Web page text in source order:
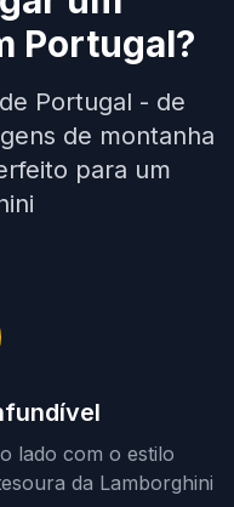
Portugal?
Portugal - de
de montanha
para um
lado com o estilo
da Lamborghini